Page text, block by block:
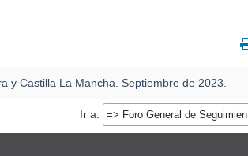
y Castilla La Mancha. Septiembre de 2023.
Ir a